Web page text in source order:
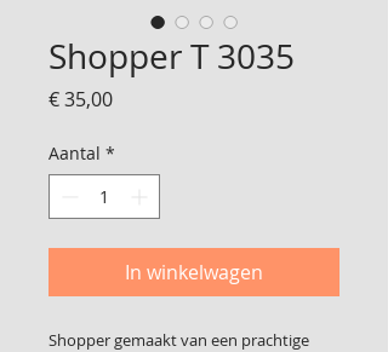
Shopper T 3035
€ 35,00Prijs
Aantal *
In winkelwagen
Shopper gemaakt van een prachtige